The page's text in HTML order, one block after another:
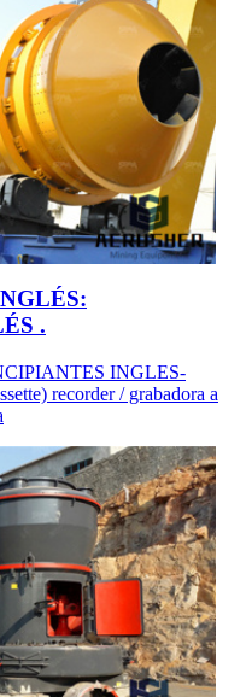
.
INGLES-
recorder / grabadora a